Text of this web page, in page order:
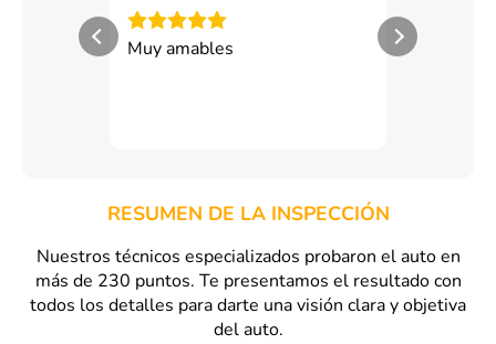
Muy amables Exceoente
RESUMEN DE LA INSPECCIÓN
Nuestros técnicos especializados probaron el auto en
más de 230 puntos. Te presentamos el resultado con
todos los detalles para darte una visión clara y objetiva
del auto.